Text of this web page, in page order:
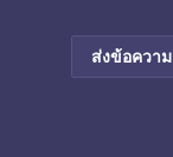
ส่งข้อความ